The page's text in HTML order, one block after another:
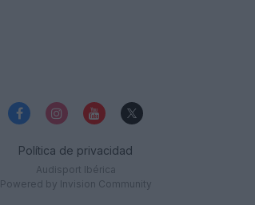
Política de privacidad
Audisport Ibérica
Powered by Invision Community